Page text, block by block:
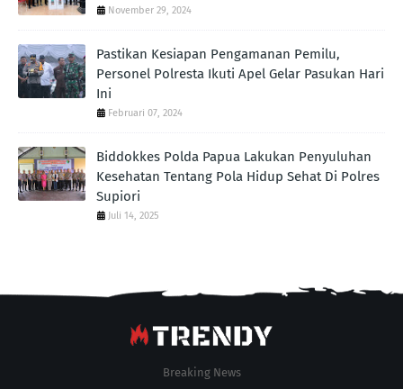
November 29, 2024
Pastikan Kesiapan Pengamanan Pemilu,
Personel Polresta Ikuti Apel Gelar Pasukan Hari
Ini
Februari 07, 2024
Biddokkes Polda Papua Lakukan Penyuluhan
Kesehatan Tentang Pola Hidup Sehat Di Polres
Supiori
Juli 14, 2025
Breaking News